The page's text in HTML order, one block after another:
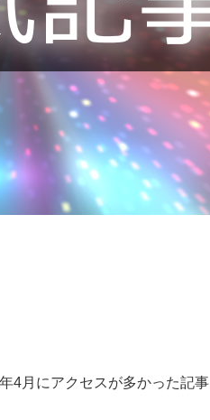
4月にアクセスが多かった記